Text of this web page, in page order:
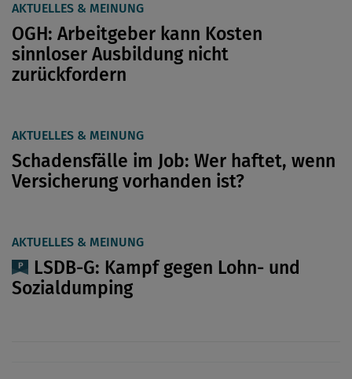
AKTUELLES & MEINUNG
OGH: Arbeitgeber kann Kosten
sinnloser Ausbildung nicht
zurückfordern
AKTUELLES & MEINUNG
Schadensfälle im Job: Wer haftet, wenn
Versicherung vorhanden ist?
AKTUELLES & MEINUNG
LSDB-G: Kampf gegen Lohn- und
Sozialdumping